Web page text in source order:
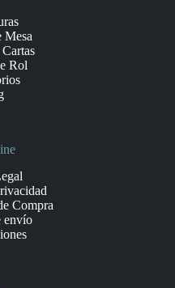
Mesa
Rol
Compra
envío